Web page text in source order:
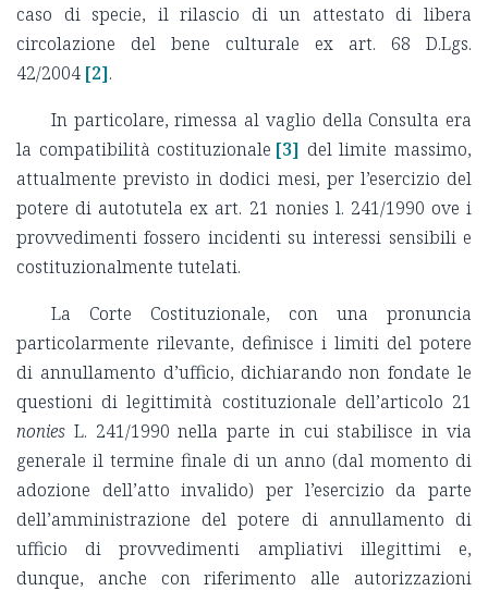
caso di specie, il rilascio di un attestato di libera
circolazione del bene culturale ex art. 68 D.Lgs.
42/2004 [2].
In particolare, rimessa al vaglio della Consulta era
la compatibilità costituzionale [3] del limite massimo,
attualmente previsto in dodici mesi, per l’esercizio del
potere di autotutela ex art. 21 nonies l. 241/1990 ove i
provvedimenti fossero incidenti su interessi sensibili e
costituzionalmente tutelati.
La Corte Costituzionale, con una pronuncia
particolarmente rilevante, definisce i limiti del potere
di annullamento d’ufficio, dichiarando non fondate le
questioni di legittimità costituzionale dell’articolo 21
nonies L. 241/1990 nella parte in cui stabilisce in via
generale il termine finale di un anno (dal momento di
adozione dell’atto invalido) per l’esercizio da parte
dell’amministrazione del potere di annullamento di
ufficio di provvedimenti ampliativi illegittimi e,
dunque, anche con riferimento alle autorizzazioni